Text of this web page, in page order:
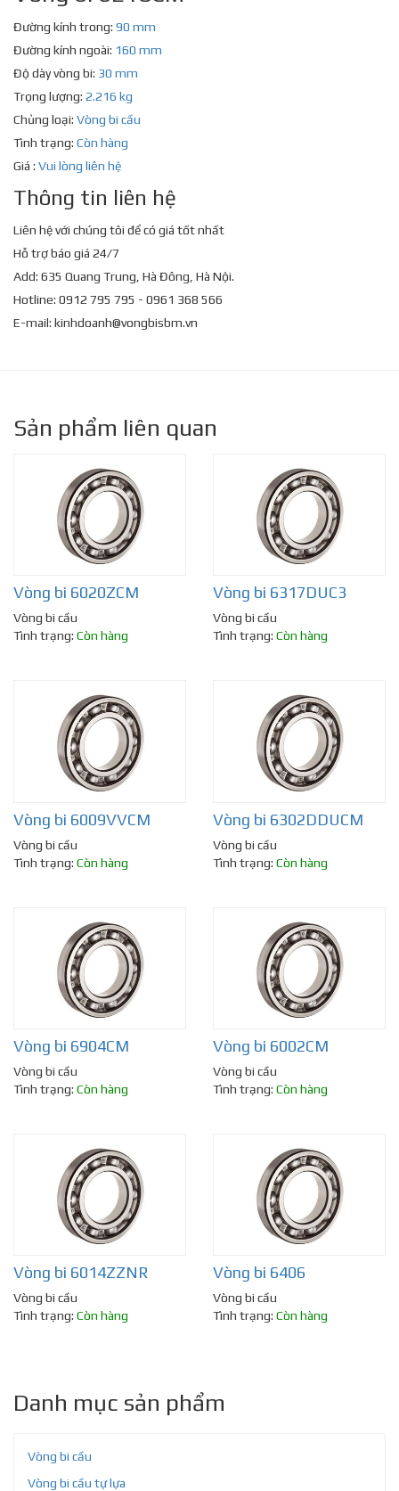
Đường kính trong: 90 mm
Đường kính ngoài: 160 mm
Độ dày vòng bi: 30 mm
Trọng lượng: 2.216 kg
Chủng loại: Vòng bi cầu
Tình trạng: Còn hàng
Giá : Vui lòng liên hệ
Thông tin liên hệ
Liên hệ với chúng tôi để có giá tốt nhất
Hỗ trợ báo giá 24/7
Add: 635 Quang Trung, Hà Đông, Hà Nội.
Hotline: 0912 795 795 - 0961 368 566
E-mail: kinhdoanh@vongbisbm.vn
Sản phẩm liên quan
Vòng bi 6020ZCM
Vòng bi cầu
Tình trạng: Còn hàng
Vòng bi 6317DUC3
Vòng bi cầu
Tình trạng: Còn hàng
Vòng bi 6009VVCM
Vòng bi cầu
Tình trạng: Còn hàng
Vòng bi 6302DDUCM
Vòng bi cầu
Tình trạng: Còn hàng
Vòng bi 6904CM
Vòng bi cầu
Tình trạng: Còn hàng
Vòng bi 6002CM
Vòng bi cầu
Tình trạng: Còn hàng
Vòng bi 6014ZZNR
Vòng bi cầu
Tình trạng: Còn hàng
Vòng bi 6406
Vòng bi cầu
Tình trạng: Còn hàng
Danh mục sản phẩm
Vòng bi cầu
Vòng bi cầu tự lựa